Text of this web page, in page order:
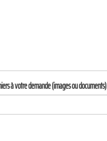
à votre demande (images ou documents)